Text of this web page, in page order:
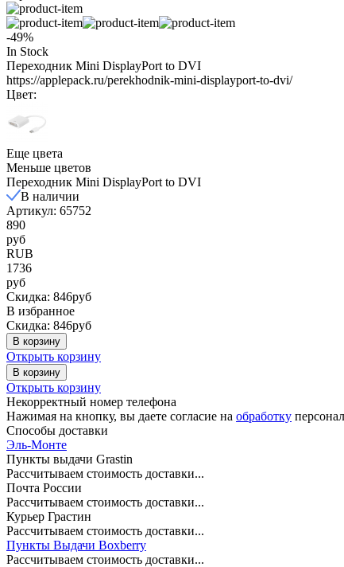
-49%
In Stock
Переходник Mini DisplayPort to DVI
https://applepack.ru/perekhodnik-mini-displayport-to-dvi/
Цвет:
Еще цвета
Меньше цветов
Переходник Mini DisplayPort to DVI
В наличии
Артикул: 65752
890
руб
RUB
1736
руб
Скидка: 846руб
В избранное
Скидка: 846руб
В корзину
Открыть корзину
В корзину
Открыть корзину
Некорректный номер телефона
Нажимая на кнопку, вы даете согласие на обработку
Способы доставки
Эль-Монте
Пункты выдачи Grastin
Рассчитываем стоимость доставки...
Почта России
Рассчитываем стоимость доставки...
Курьер Грастин
Рассчитываем стоимость доставки...
Пункты Выдачи Boxberry
Рассчитываем стоимость доставки...